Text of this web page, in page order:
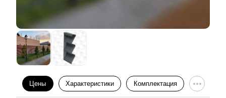
никак не влияет на качество. При выборе метода
важно, помнить, что
производстве, но дороже при установке конструкции
Цены Характеристики Комплектация